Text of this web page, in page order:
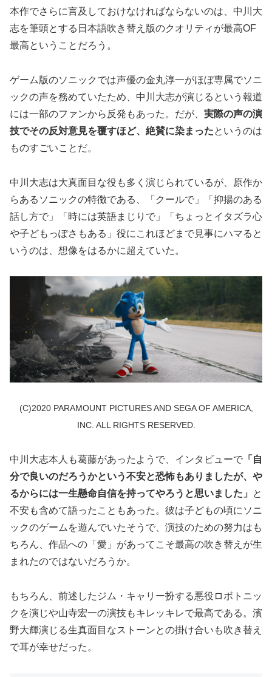
本作でさらに言及しておけなければならないのは、中川大
志を筆頭とする日本語吹き替え版のクオリティが最高OF
最高ということだろう。
ゲーム版のソニックでは声優の金丸淳一がほぼ専属でソニ
ックの声を務めていたため、中川大志が演じるという報道
には一部のファンから反発もあった。だが、 実際の声の演
技でその反対意見を覆すほど、絶賛に染まったというのは
ものすごいことだ。
中川大志は大真面目な役も多く演じられているが、原作か
らあるソニックの特徴である、「クールで」「抑揚のある
話し方で」「時には英語まじりで」「ちょっとイタズラ心
や子どもっぽさもある」役にこれほどまで見事にハマると
いうのは、想像をはるかに超えていた。
(C)2020 PARAMOUNT PICTURES AND SEGA OF AMERICA,
INC. ALL RIGHTS RESERVED.
中川大志本人も葛藤があったようで、インタビューで 「自
分で良いのだろうかという不安と恐怖もありましたが、や
るからには一生懸命自信を持ってやろうと思いました」
と
不安も含めて語ったこともあった。彼は子どもの頃にソニ
ックのゲームを遊んでいたそうで、演技のための努力はも
ちろん、作品への「愛」があってこそ最高の吹き替えが生
まれたのではないだろうか。
もちろん、前述したジム・キャリー扮する悪役ロボトニッ
クを演じや山寺宏一の演技もキレッキレで最高である。濱
野大輝演じる生真面目なストーンとの掛け合いも吹き替え
で耳が幸せだった。